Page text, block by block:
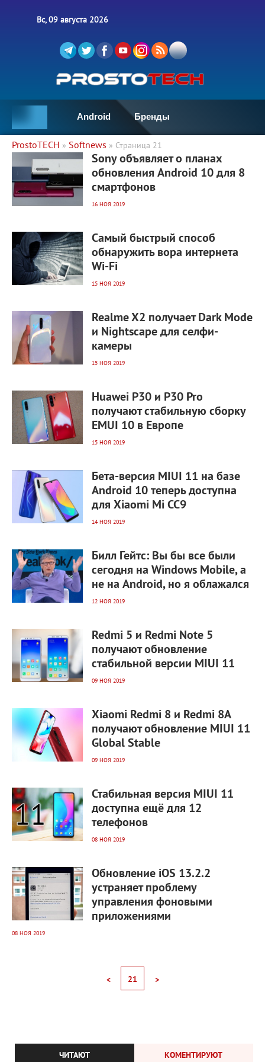
Вс, 09 августа 2026
Android Бренды
ProstoTECH » Softnews » Страница 21
2 097 0
Sony объявляет о планах
обновления Android 10 для 8
смартфонов
16 НОЯ 2019
Самый быстрый способ
обнаружить вора интернета
Wi-Fi
15 НОЯ 2019
Realme X2 получает Dark Mode
и Nightscape для селфи-
камеры
15 НОЯ 2019
Huawei P30 и P30 Pro
получают стабильную сборку
EMUI 10 в Европе
15 НОЯ 2019
Бета-версия MIUI 11 на базе
Android 10 теперь доступна
для Xiaomi Mi CC9
14 НОЯ 2019
Билл Гейтс: Вы бы все были
сегодня на Windows Mobile, а
не на Android, но я облажался
12 НОЯ 2019
Redmi 5 и Redmi Note 5
получают обновление
стабильной версии MIUI 11
09 НОЯ 2019
Xiaomi Redmi 8 и Redmi 8A
получают обновление MIUI 11
Global Stable
09 НОЯ 2019
Стабильная версия MIUI 11
доступна ещё для 12
телефонов
08 НОЯ 2019
Обновление iOS 13.2.2
устраняет проблему
управления фоновыми
приложениями
08 НОЯ 2019
< 21 >
ЧИТАЮТ КОМЕНТИРУЮТ